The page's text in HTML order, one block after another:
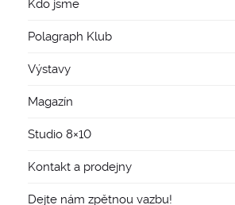
Kdo jsme
Polagraph Klub
Výstavy
Magazín
Studio 8×10
Kontakt a prodejny
Dejte nám zpětnou vazbu!